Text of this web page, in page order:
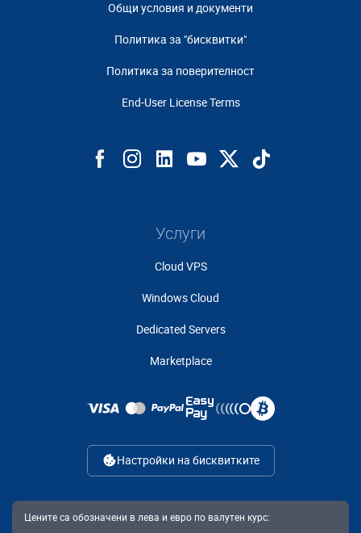
Общи условия и документи
Политика за "бисквитки"
Политика за поверителност
End-User License Terms
Услуги
Cloud VPS
Windows Cloud
Dedicated Servers
Marketplace
Настройки на бисквитките
Цените са обозначени в лева и евро по валутен курс: